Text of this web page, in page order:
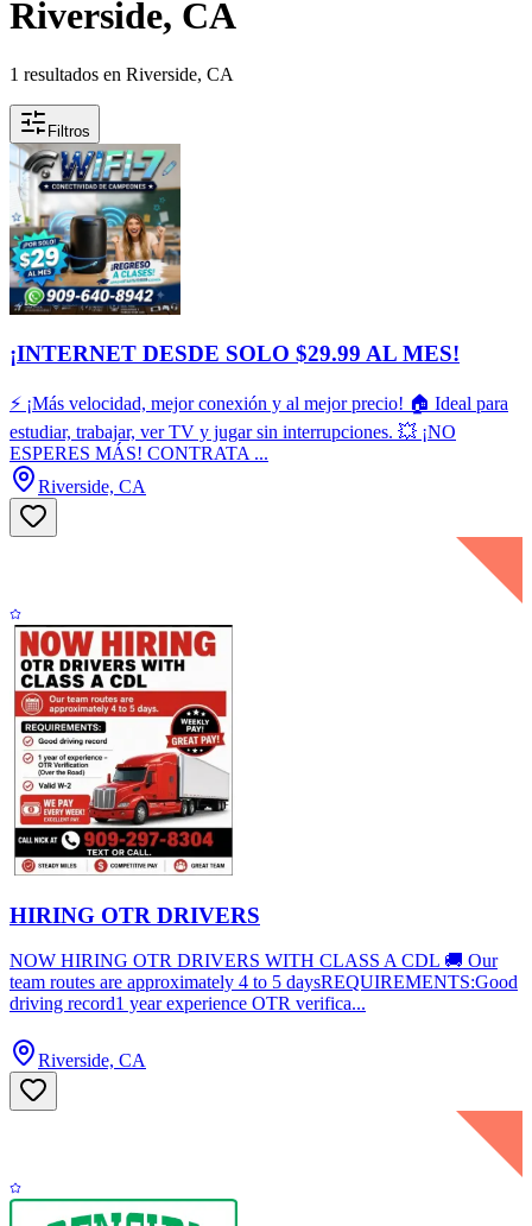
Riverside, CA
1 resultados en Riverside, CA
Filtros
¡INTERNET DESDE SOLO $29.99 AL MES!
⚡ ¡Más velocidad, mejor conexión y al mejor precio! 🏠 Ideal para
estudiar, trabajar, ver TV y jugar sin interrupciones. 💥 ¡NO
ESPERES MÁS! CONTRATA ...
Riverside, CA
HIRING OTR DRIVERS
NOW HIRING OTR DRIVERS WITH CLASS A CDL 🚚 Our
team routes are approximately 4 to 5 daysREQUIREMENTS:Good
driving record1 year experience OTR verifica...
Riverside, CA